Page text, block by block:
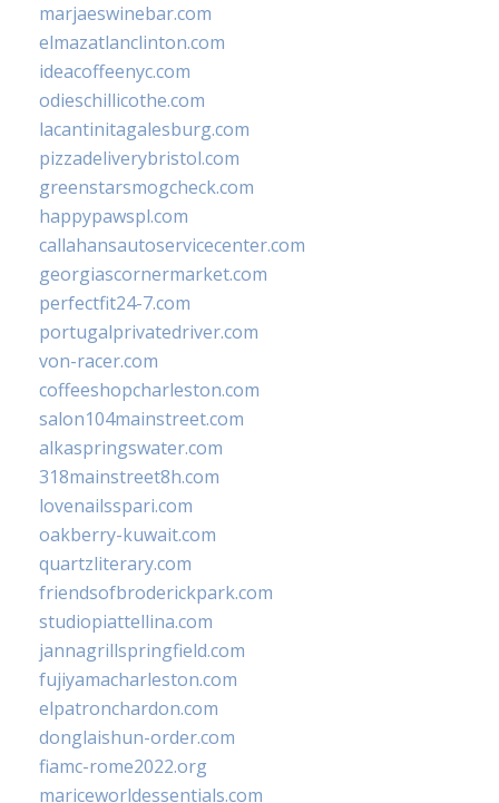
marjaeswinebar.com
elmazatlanclinton.com
ideacoffeenyc.com
odieschillicothe.com
lacantinitagalesburg.com
pizzadeliverybristol.com
greenstarsmogcheck.com
happypawspl.com
callahansautoservicecenter.com
georgiascornermarket.com
perfectfit24-7.com
portugalprivatedriver.com
von-racer.com
coffeeshopcharleston.com
salon104mainstreet.com
alkaspringswater.com
318mainstreet8h.com
lovenailsspari.com
oakberry-kuwait.com
quartzliterary.com
friendsofbroderickpark.com
studiopiattellina.com
jannagrillspringfield.com
fujiyamacharleston.com
elpatronchardon.com
donglaishun-order.com
fiamc-rome2022.org
mariceworldessentials.com